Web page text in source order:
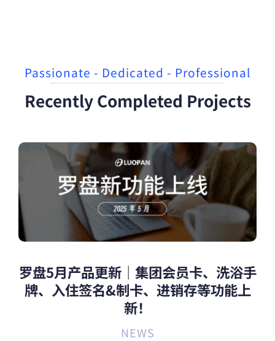
Passionate - Dedicated - Professional
Recently Completed Projects
罗盘5月产品更新｜集团会员卡、洗浴手
牌、入住签名&制卡、进销存等功能上
新！
NEWS